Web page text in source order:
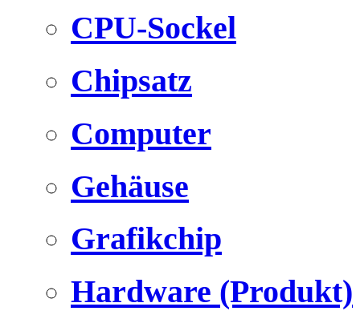
CPU-Sockel
Chipsatz
Computer
Gehäuse
Grafikchip
Hardware (Produkt)